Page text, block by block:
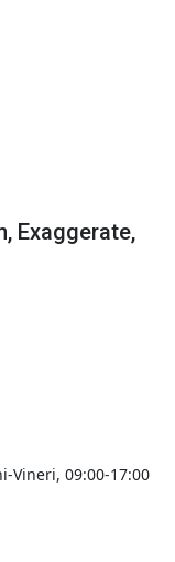
Exaggerate,
Vineri, 09:00-17:00